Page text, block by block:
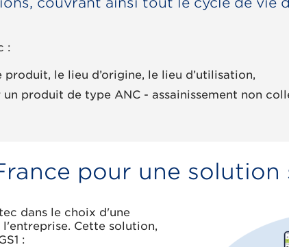
:
le lieu d’origine, le lieu d’utilisation,
produit de type ANC - assainissement non
pour une solution
dans le choix d'une
Cette solution,
: